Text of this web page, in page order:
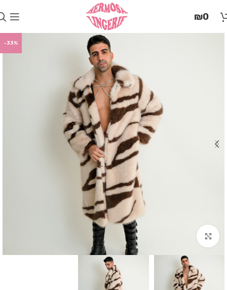
זֶה
תַּפְרִיט
הֵנְּגִישׁוּת
₪0
-33%
Click to enlarge